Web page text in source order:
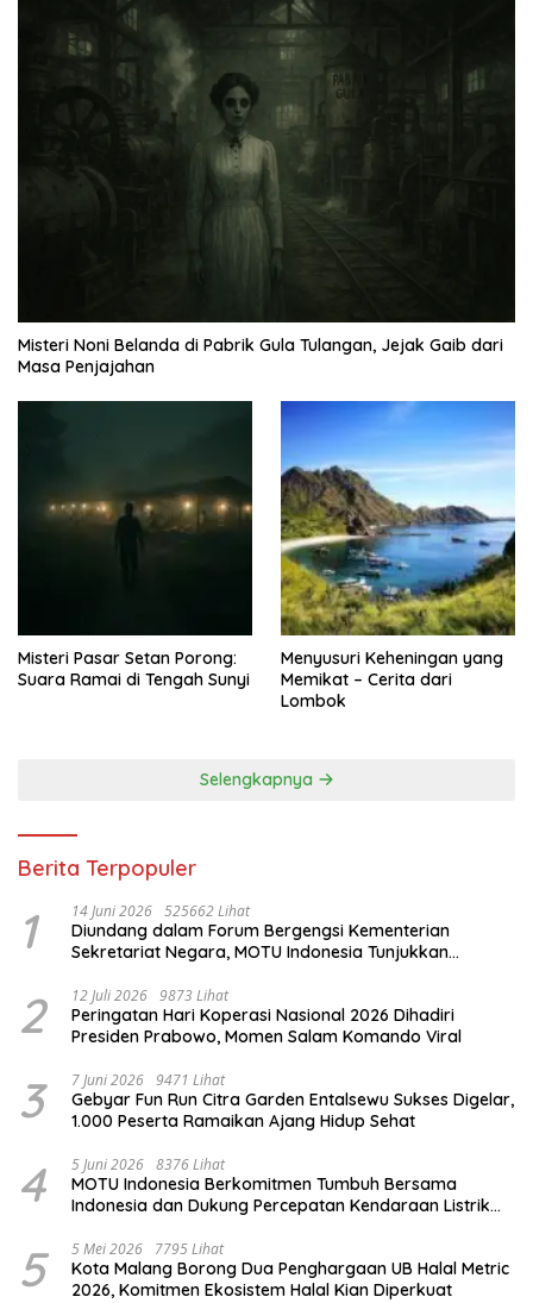
Misteri Noni Belanda di Pabrik Gula Tulangan, Jejak Gaib dari
Masa Penjajahan
Misteri Pasar Setan Porong:
Suara Ramai di Tengah Sunyi
Menyusuri Keheningan yang
Memikat – Cerita dari
Lombok
Selengkapnya
Berita Terpopuler
1 14 Juni 2026 525662 Lihat
Diundang dalam Forum Bergengsi Kementerian
Sekretariat Negara, MOTU Indonesia Tunjukkan
2 12 Juli 2026 9873 Lihat
Peringatan Hari Koperasi Nasional 2026 Dihadiri
Presiden Prabowo, Momen Salam Komando Viral
3 7 Juni 2026 9471 Lihat
Gebyar Fun Run Citra Garden Entalsewu Sukses Digelar,
1.000 Peserta Ramaikan Ajang Hidup Sehat
4 5 Juni 2026 8376 Lihat
MOTU Indonesia Berkomitmen Tumbuh Bersama
Indonesia dan Dukung Percepatan Kendaraan Listrik
5 5 Mei 2026 7795 Lihat
Kota Malang Borong Dua Penghargaan UB Halal Metric
2026, Komitmen Ekosistem Halal Kian Diperkuat